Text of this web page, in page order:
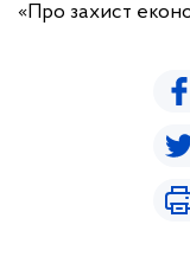
«Про захист